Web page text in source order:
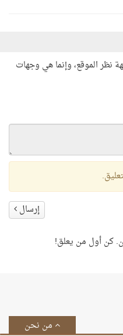
نظر الموقع، وإنما هي وجهات
إرسال
كن أول من يعلق!
من نحن